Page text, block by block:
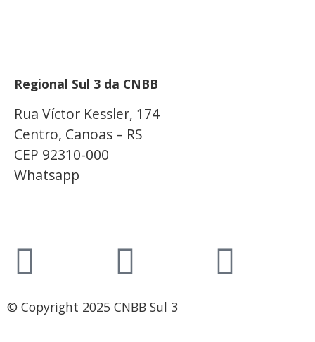
Regional Sul 3 da CNBB
Rua Víctor Kessler, 174
Centro, Canoas – RS
CEP 92310-000
Whatsapp
© Copyright 2025 CNBB Sul 3